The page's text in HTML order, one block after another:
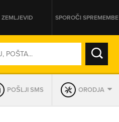
ZEMLJEVID SPOROČI SPREMEMBE
SO ODPRTA V
DAN
POŠLJI SMS ORODJA